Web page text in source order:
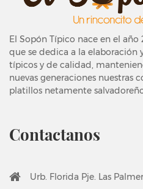
El Sopón Típico nace en el
que se dedica a la
típicos y de calidad,
nuevas generaciones nuestras
platillos netamente
Contactanos
Urb. Florida Pje. Las